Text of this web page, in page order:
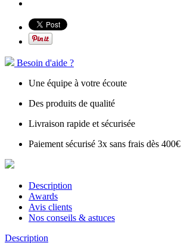
Besoin d'aide ?
Une équipe à votre écoute
Des produits de qualité
Livraison rapide et sécurisée
Paiement sécurisé 3x sans frais dès
Description
Awards
Avis clients
Nos conseils & astuces
Description